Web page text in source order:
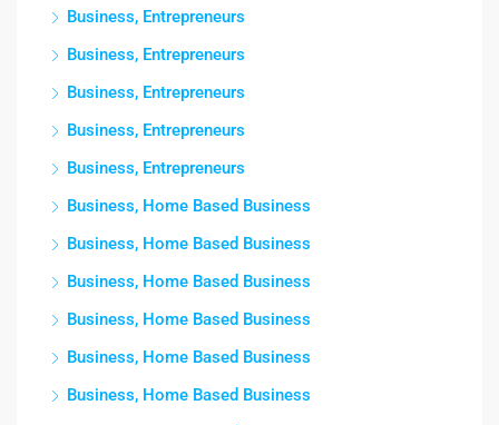
Business, Entrepreneurs
Business, Entrepreneurs
Business, Entrepreneurs
Business, Entrepreneurs
Business, Entrepreneurs
Business, Home Based Business
Business, Home Based Business
Business, Home Based Business
Business, Home Based Business
Business, Home Based Business
Business, Home Based Business